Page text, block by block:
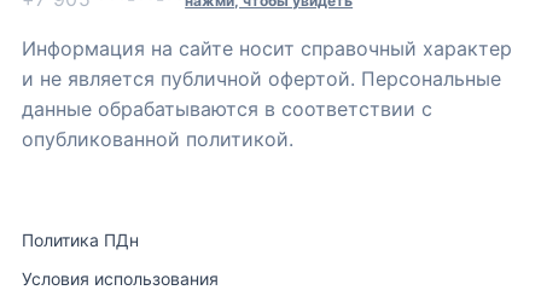
Информация на сайте носит справочный характер
и не является публичной офертой. Персональные
данные обрабатываются в соответствии с
опубликованной политикой.
Политика ПДн
Условия использования